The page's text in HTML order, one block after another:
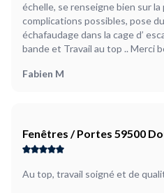
échelle, se renseigne bien sur
complications possibles, pose
échafaudage dans la cage d’
bande et Travail au top .. Merci
Fabien M
Fenêtres / Portes 59500
Au top, travail soigné et de